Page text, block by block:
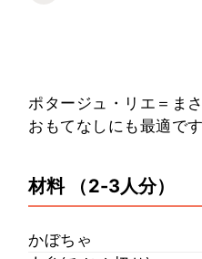
ポタージュ・リエ＝ま
おもてなしにも最適で
材料 （2-3人分）
かぼちゃ